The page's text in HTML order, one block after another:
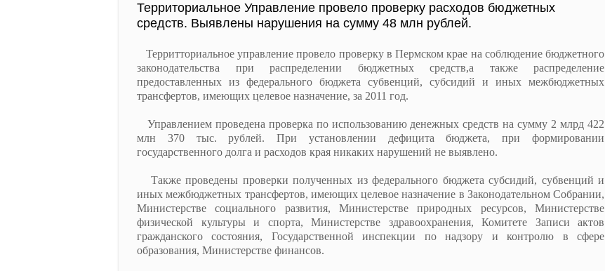
Территориальное Управление провело проверку расходов бюджетных
средств. Выявлены нарушения на сумму 48 млн рублей.
Территториальное управление провело проверку в Пермском крае на соблюдение бюджетного
законодательства при распределении бюджетных средств,а также распределение
предоставленных из федерального бюджета субвенций, субсидий и иных межбюджетных
трансфертов, имеющих целевое назначение, за 2011 год.
Управлением проведена проверка по использованию денежных средств на сумму 2 млрд 422
млн 370 тыс. рублей. При установлении дефицита бюджета, при формировании
государственного долга и расходов края никаких нарушений не выявлено.
Также проведены проверки полученных из федерального бюджета субсидий, субвенций и
иных межбюджетных трансфертов, имеющих целевое назначение в Законодательном Собрании,
Министерстве социального развития, Министерстве природных ресурсов, Министерстве
физической культуры и спорта, Министерстве здравоохранения, Комитете Записи актов
гражданского состояния, Государственной инспекции по надзору и контролю в сфере
образования, Министерстве финансов.